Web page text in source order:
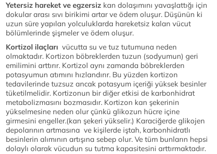
Yetersiz hareket ve egzersiz kan dolaşımını yavaşlattığı için
dokular arası sıvı birikimi artar ve ödem oluşur. Düşünün ki
uzun süre yapılan yolculuklarda hareketsiz kalan vücut
bölümlerinde şişmeler ve ödem oluşur.
Kortizol ilaçları vücutta su ve tuz tutumuna neden
olmaktadır. Kortizon böbreklerden tuzun (sodyumun) geri
emilimini arttırır. Kortizol aynı zamanda böbreklerden
potasyumun atımını hızlandırır. Bu yüzden kortizon
tedavilerinde tuzsuz ancak potasyum içeriği yüksek besinler
tüketilmelidir. Kortizonun bir diğer etkisi de karbonhidrat
metabolizmasını bozmasıdır. Kortizon kan şekerinin
yükselmesine neden olur çünkü glikozun hücre içine
girmesini engeller.(kan şekeri yükselir.) Karaciğerde glikojen
depolarının artmasına ve kişilerde iştah, karbonhidratlı
besinlerin alımının artışına sebep olur. Ve tüm bunların hepsi
dolaylı olarak vücudun su tutma kapasitesini arttırmaktadır.